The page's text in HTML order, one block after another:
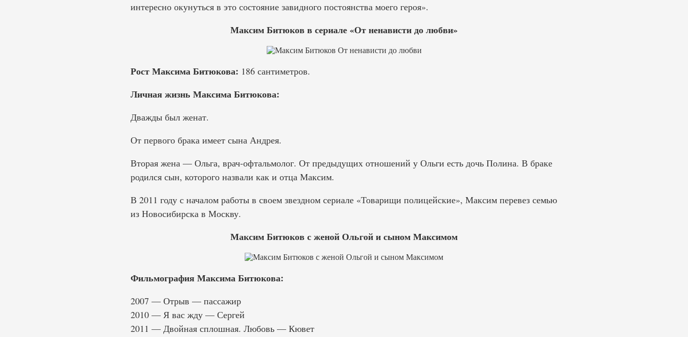
интересно окунуться в это состояние завидного постоянства моего героя».
Максим Битюков в сериале «От ненависти до любви»
Рост Максима Битюкова: 186 сантиметров.
Личная жизнь Максима Битюкова:
Дважды был женат.
От первого брака имеет сына Андрея.
Вторая жена — Ольга, врач-офтальмолог. От предыдущих отношений у Ольги есть дочь Полина. В браке
родился сын, которого назвали как и отца Максим.
В 2011 году с началом работы в своем звездном сериале «Товарищи полицейские», Максим перевез семью
из Новосибирска в Москву.
Максим Битюков с женой Ольгой и сыном Максимом
Фильмография Максима Битюкова:
2007 — Отрыв — пассажир
2010 — Я вас жду — Сергей
2011 — Двойная сплошная. Любовь — Кювет